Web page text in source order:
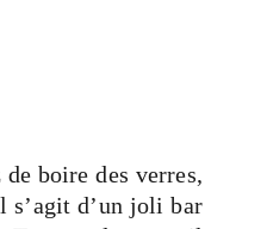
boire des verres,
s’agit d’un joli bar